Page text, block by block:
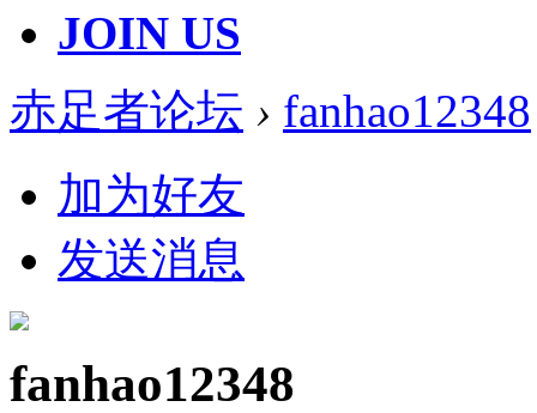
JOIN US
赤足者论坛 › fanhao12348
加为好友
发送消息
fanhao12348